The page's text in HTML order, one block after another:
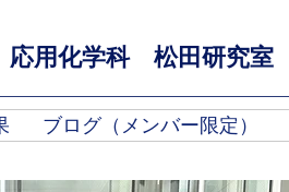
用化学科 松田研究室
ブログ（メンバー限定）